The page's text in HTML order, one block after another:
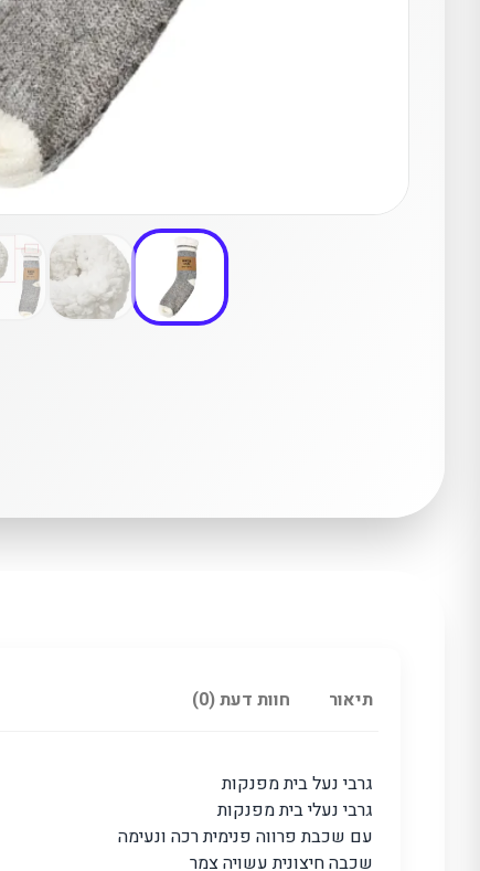
תיאור חוות דעת (0)
גרבי נעל בית מפנקות
גרבי נעלי בית מפנקות
עם שכבת פרווה פנימית רכה ונעימה
שכבה חיצונית עשויה צמר